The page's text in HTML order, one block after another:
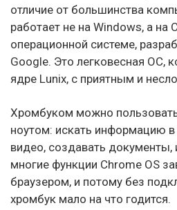
отличие от большинства
работает не на Windows, а на
операционной системе,
Google. Это легковесная ОС,
ядре Lunix, с приятным и
Хромбуком можно
ноутом: искать информацию в
видео, создавать документы,
многие функции Chrome OS
браузером, и потому без
хромбук мало на что годится.